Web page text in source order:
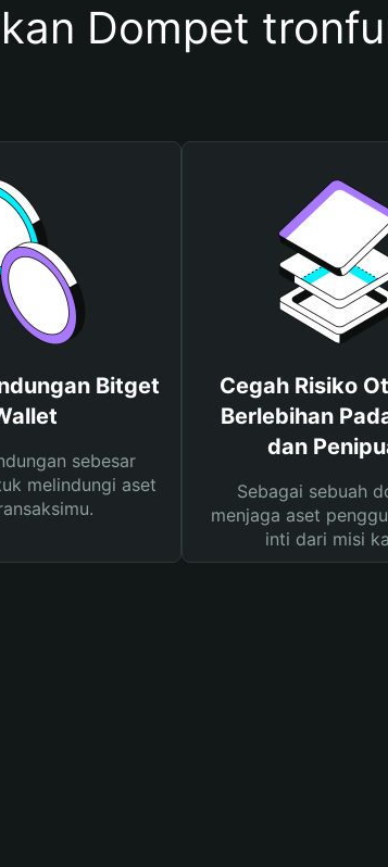
Dompet
Bitget
sebesar
melindungi aset
Cegah Risiko
Berlebihan
dan
Sebagai sebuah
menjaga aset
inti dari misi